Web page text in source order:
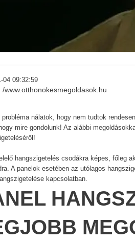
04 09:32:59
/www.otthonokesmegoldasok.hu
probléma nálatok, hogy nem tudtok
mire gondolunk! Az alábbi
hangszigetelés csodákra képes, főleg
A panelok esetében az utólagos
kapcsolatban.